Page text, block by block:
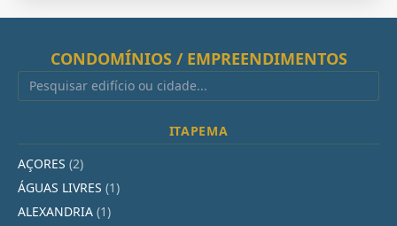
CONDOMÍNIOS / EMPREENDIMENTOS
ITAPEMA
AÇORES (2)
ÁGUAS LIVRES (1)
ALEXANDRIA (1)